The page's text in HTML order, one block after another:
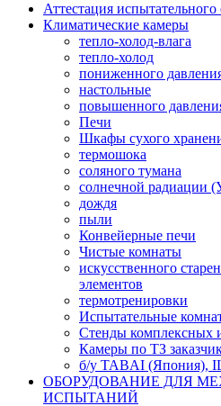
Аттестация
Климатические камеры
тепло-холод-влага
тепло-холод
пониженного
настольные
повышенного
Печи
Шкафы сухого
термошока
соляного тумана
солнечной радиации
дождя
пыли
Конвейерные печи
Чистые комнаты
искусственного
элементов
термотренировки
Испытательные
Стенды комплексных
Камеры по ТЗ
б/у TABAI (Япония),
ОБОРУДОВАНИЕ ДЛЯ
ИСПЫТАНИЙ